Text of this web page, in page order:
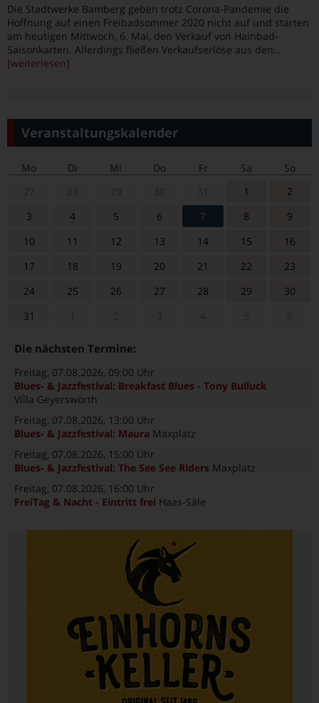
Die Stadtwerke Bamberg geben trotz Corona-Pandemie die
Hoffnung auf einen Freibadsommer 2020 nicht auf und starten
am heutigen Mittwoch, 6. Mai, den Verkauf von Hainbad-
Saisonkarten. Allerdings fließen Verkaufserlöse aus den…
[weiterlesen]
Veranstaltungskalender
Mo Di Mi Do Fr Sa
So
1
2
3
4 5 6 7 8
9
10
11 12 13 14 15
16
17
18 19 20 21 22
23
24
25 26 27 28 29
30
31
Die nächsten Termine:
Freitag, 07.08.2026, 09:00 Uhr
Blues- & Jazzfestival: Breakfast Blues - Tony Bulluck
Villa Geyerswörth
Freitag, 07.08.2026, 13:00 Uhr
Blues- & Jazzfestival: Maura Maxplatz
Freitag, 07.08.2026, 15:00 Uhr
Blues- & Jazzfestival: The See See Riders Maxplatz
Freitag, 07.08.2026, 16:00 Uhr
FreiTag & Nacht - Eintritt frei Haas-Säle